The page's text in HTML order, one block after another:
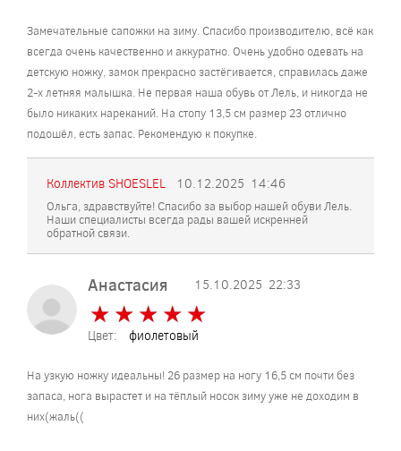
Замечательные сапожки на зиму. Спасибо производителю, всё как
всегда очень качественно и аккуратно. Очень удобно одевать на
детскую ножку, замок прекрасно застёгивается, справилась даже
2-х летняя малышка. Не первая наша обувь от Лель, и никогда не
было никаких нареканий. На стопу 13,5 см размер 23 отлично
подошёл, есть запас. Рекомендую к покупке.
Коллектив SHOESLEL 10.12.2025 14:46
Ольга, здравствуйте! Спасибо за выбор нашей обуви Лель.
Наши специалисты всегда рады вашей искренней
обратной связи.
Анастасия 15.10.2025 22:33
★ ★ ★ ★ ★
★ ★ ★ ★ ★
Цвет: фиолетовый
На узкую ножку идеальны! 26 размер на ногу 16,5 см почти без
запаса, нога вырастет и на тёплый носок зиму уже не доходим в
них(жаль((